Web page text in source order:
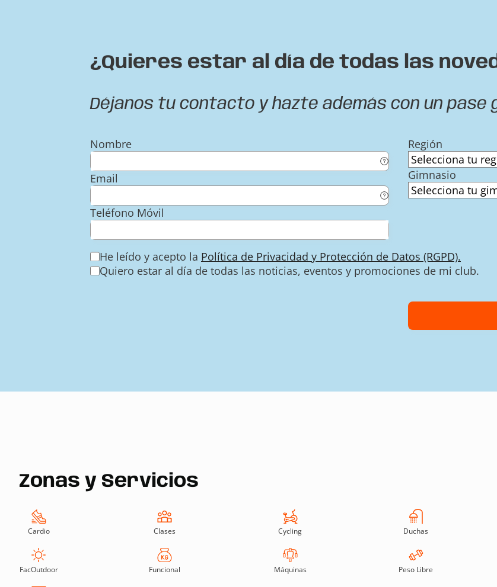
¿Quieres estar al día de todas las
Déjanos tu contacto y hazte además con un
Nombre
Email
Teléfono Móvil
Región
Gimnasio
He leído y acepto la Política de Privacidad y Protección de Datos (RGPD).
Quiero estar al día de todas las noticias, eventos y promociones de mi club.
Zonas y Servicios
Cardio Clases Cycling Duchas
FacOutdoor Funcional Máquinas Peso Libre